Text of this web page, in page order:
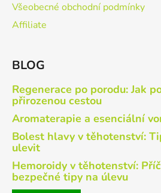
Všeobecné obchodní podmínky
Affiliate
BLOG
Regenerace po porodu: Jak
přirozenou cestou
Aromaterapie a esenciální
Bolest hlavy v těhotenství:
ulevit
Hemoroidy v těhotenství:
bezpečné tipy na úlevu